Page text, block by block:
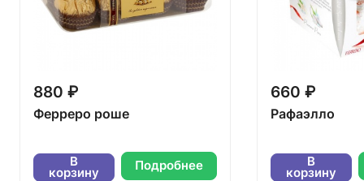
880 ₽
Ферреро роше
В
корзину Подробнее
660 ₽
Рафаэлло
В
корзину